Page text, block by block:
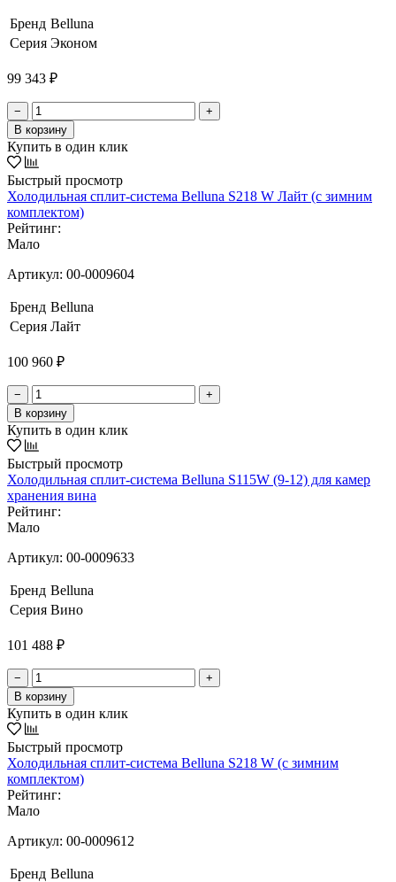
Бренд Belluna
Серия Эконом
99 343 ₽
−
+
В корзину
Купить в один клик
Быстрый просмотр
Холодильная сплит-система Belluna S218 W Лайт (с зимним
комплектом)
Рейтинг:
Мало
Артикул: 00-0009604
Бренд Belluna
Серия Лайт
100 960 ₽
−
+
В корзину
Купить в один клик
Быстрый просмотр
Холодильная сплит-система Belluna S115W (9-12) для камер
хранения вина
Рейтинг:
Мало
Артикул: 00-0009633
Бренд Belluna
Серия Вино
101 488 ₽
−
+
В корзину
Купить в один клик
Быстрый просмотр
Холодильная сплит-система Belluna S218 W (с зимним
комплектом)
Рейтинг:
Мало
Артикул: 00-0009612
Бренд Belluna